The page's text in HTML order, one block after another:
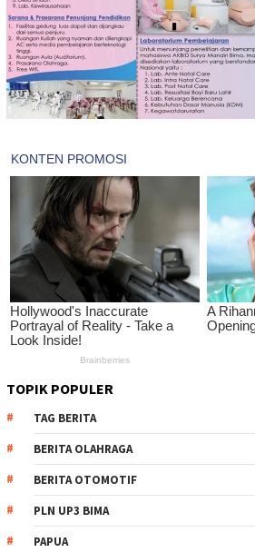
TOPIK POPULER
TAG BERITA
BERITA OLAHRAGA
BERITA OTOMOTIF
PLN UP3 BIMA
PAPUA